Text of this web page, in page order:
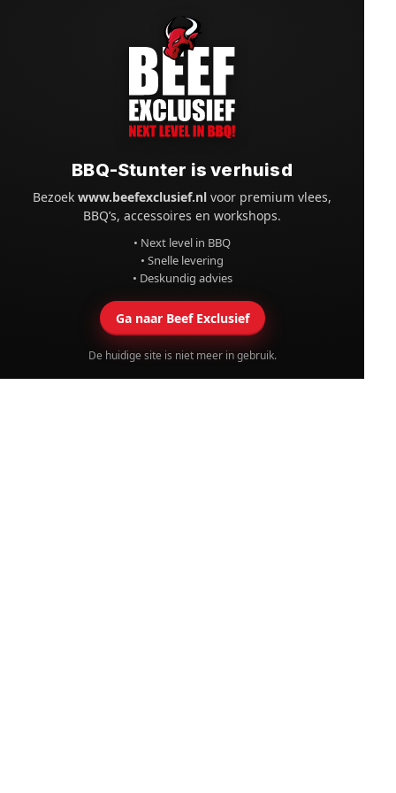
BBQ-Stunter is verhuisd
Bezoekwww.beefexclusief.nl voor premium vlees,
BBQ’s, accessoires en workshops.
• Next level in BBQ
• Snelle levering
• Deskundig advies
Ga naar Beef Exclusief
De huidige site is niet meer in gebruik.